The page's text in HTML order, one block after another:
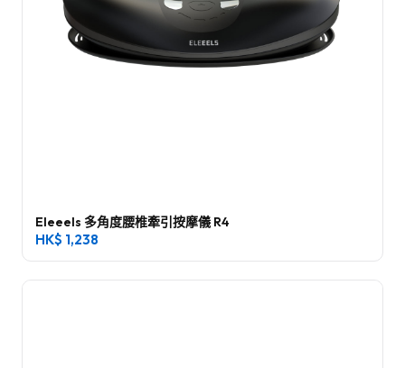
Eleeels 多角度腰椎牽引按摩儀 R4
HK$ 1,238